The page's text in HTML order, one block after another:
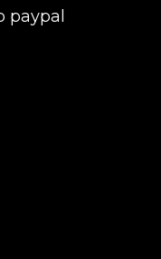
paypal